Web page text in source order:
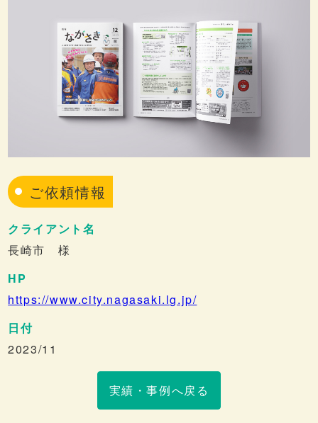
ご依頼情報
クライアント名
長崎市 様
HP
https://www.city.nagasaki.lg.jp/
日付
2023/11
実績・事例へ戻る